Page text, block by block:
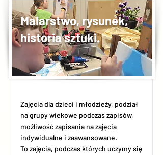
Malarstwo, rysunek,
historia sztuki.
Zajęcia dla dzieci i młodzieży, podział
na grupy wiekowe podczas zapisów,
możliwość zapisania na zajęcia
indywidualne i zaawansowane.
To zajęcia, podczas których uczymy się